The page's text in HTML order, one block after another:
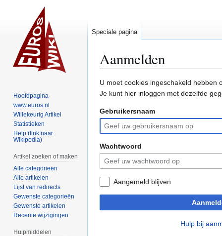
Aanmelden
Naar
navigatie
Naar
zoeken
U moet cookies ingeschakeld hebben
Je kunt hier inloggen met dezelfde
Gebruikersnaam
Wachtwoord
Aangemeld blijven
Hulp bij
Speciale pagina
Hoofdpagina
www.euros.nl
Willekeurig Artikel
Statistieken
Help (link naar
Wikipedia)
Artikel zoeken of maken
Alle categorieën
Alle artikelen
Lijst van redirects
Gewenste categorieën
Gewenste artikelen
Recente wijzigingen
Hulpmiddelen